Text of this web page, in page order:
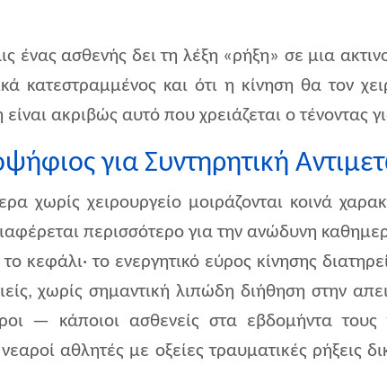
ένας ασθενής δει τη λέξη «ρήξη» σε μια
κατεστραμμένος και ότι η κίνηση θα τον
ακριβώς αυτό που χρειάζεται ο
για Συντηρητική
χωρίς χειρουργείο μοιράζονται κοινά
περισσότερο για την ανώδυνη
το ενεργητικό εύρος κίνησης
χωρίς σημαντική λιπώδη διήθηση στην
— κάποιοι ασθενείς στα εβδομήντα
αθλητές με οξείες τραυματικές ρήξεις